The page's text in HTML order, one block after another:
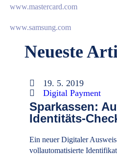
www.mastercard.com
www.samsung.com
Neueste
19. 5. 2019
Digital Payment
Sparkassen:
Identitäts-
Ein neuer Digitaler
vollautomatisierte